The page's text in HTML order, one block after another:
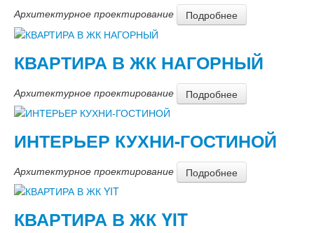
Статьи
Контакты
Партнеры
Архитектурное проектирование Подробнее
КВАРТИРА В ЖК НАГОРНЫЙ
Архитектурное проектирование Подробнее
ИНТЕРЬЕР КУХНИ-ГОСТИНОЙ
Архитектурное проектирование Подробнее
КВАРТИРА В ЖК YIT